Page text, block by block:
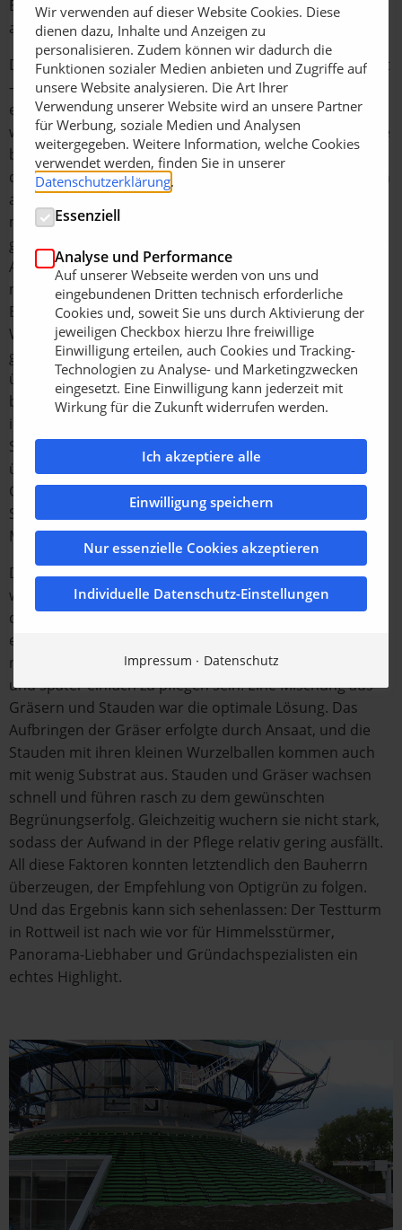
Eigenschaften das Optigrün Intensivsubstrat i
aufgebracht.
Das „Herzstück“ der Begrünung – die Vegetationsschicht
– folgte als letztes. Da Steildächer besonders
erosionsanfällig sind, sollten Pflanzen eingesetzt
werden, die schnell eine geschlossene Vegetationsdecke
bilden. Die Besonderheit bei dem Testturm ist zudem,
dass es sich um ein rundes Dach mit einer Begrünung in
alle vier Himmelsrichtungen handelt. Das bedeutet, es
mussten für Sonne, Schatten und Halbschatten
geeignete Pflanzen ausgewählt werden. Der Wunsch der
Architekten war zunächst eine einheitliche Begrünung
mit Stauden und bodendeckenden Gehölzen.
Bodendeckende Gehölze haben jedoch ein langsameres
Wurzelwachstum und brauchen länger, bis die Fläche
geschlossen durchwurzelt und von Blattwerk
überwachsen ist. Damit die Pflanzen nicht vertrocknen,
benötigen sie zudem ausreichend Wurzelraum – sowohl
in der Substrathöhe als auch zwischen den
Schubschwellen. Zudem könnte das Gewicht der sich
über die Jahre immer weiter entwickelnden
Gehölzvegetation die ursprünglich angenommenen
Schublasten in einem nicht mehr einzuschätzendem
Maß übersteigen.
Die Empfehlung von Optigrün bei diesem speziellen Fall
war daher, eine Vegetation zu wählen, die robust ist und
die unterschiedlichen klimatischen Anforderungen
erfüllt. Sie sollte leicht aufzubringen sein, mit einer
niedrigen Substrathöhe auskommen, schnell wachsen
und später einfach zu pflegen sein. Eine Mischung aus
Gräsern und Stauden war die optimale Lösung. Das
Aufbringen der Gräser erfolgte durch Ansaat, und die
Stauden mit ihren kleinen Wurzelballen kommen auch
mit wenig Substrat aus. Stauden und Gräser wachsen
schnell und führen rasch zu dem gewünschten
Begrünungserfolg. Gleichzeitig wuchern sie nicht stark,
sodass der Aufwand in der Pflege relativ gering ausfällt.
All diese Faktoren konnten letztendlich den Bauherrn
überzeugen, der Empfehlung von Optigrün zu folgen.
Und das Ergebnis kann sich sehenlassen: Der Testturm
in Rottweil ist nach wie vor für Himmelsstürmer,
Panorama-Liebhaber und Gründachspezialisten ein
echtes Highlight.
Wir verwenden auf dieser Website Cookies. Diese
dienen dazu, Inhalte und Anzeigen zu
personalisieren. Zudem können wir dadurch die
Funktionen sozialer Medien anbieten und Zugriffe auf
unsere Website analysieren. Die Art Ihrer
Verwendung unserer Website wird an unsere Partner
für Werbung, soziale Medien und Analysen
weitergegeben. Weitere Information, welche Cookies
verwendet werden, finden Sie in unserer
Datenschutzerklärung.
Essenziell
Analyse und Performance
Auf unserer Webseite werden von uns und
eingebundenen Dritten technisch erforderliche
Cookies und, soweit Sie uns durch Aktivierung der
jeweiligen Checkbox hierzu Ihre freiwillige
Einwilligung erteilen, auch Cookies und Tracking-
Technologien zu Analyse- und Marketingzwecken
eingesetzt. Eine Einwilligung kann jederzeit mit
Wirkung für die Zukunft widerrufen werden.
Ich akzeptiere alle
Einwilligung speichern
Nur essenzielle Cookies akzeptieren
Individuelle Datenschutz-Einstellungen
Impressum Datenschutz